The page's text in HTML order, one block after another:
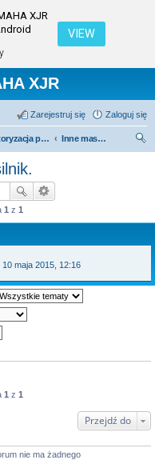
XJR
VIEW
XJR
Zaloguj się
Zarejestruj się
Motoryzacja przez duże M.
Inne maszyny posiadające silnik.
1 z 1
10 maja 2015, 12:16
1 z 1
Przejdź do
nie ma żadnego